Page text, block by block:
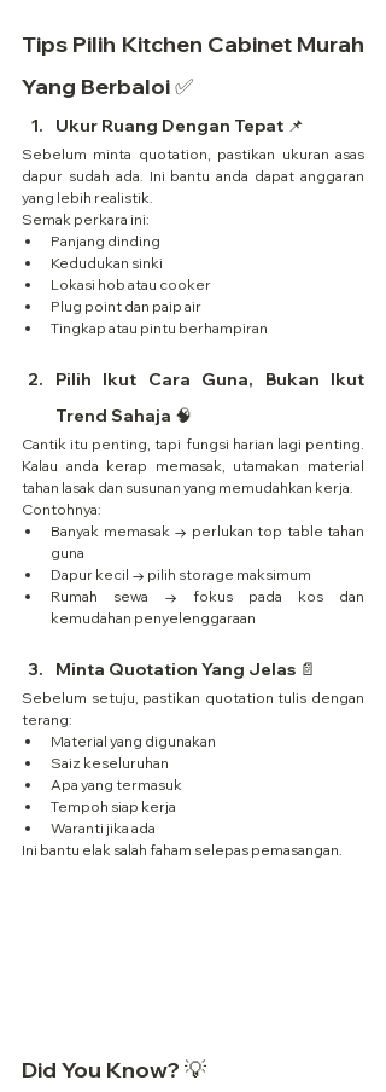
Tips Pilih Kitchen Cabinet Murah
Yang Berbaloi ✅
Ukur Ruang Dengan Tepat 📌
Sebelum minta quotation, pastikan ukuran asas
dapur sudah ada. Ini bantu anda dapat anggaran
yang lebih realistik.
Semak perkara ini:
Panjang dinding
Kedudukan sinki
Lokasi hob atau cooker
Plug point dan paip air
Tingkap atau pintu berhampiran
Pilih Ikut Cara Guna, Bukan Ikut
Trend Sahaja 🧠
Cantik itu penting, tapi fungsi harian lagi penting.
Kalau anda kerap memasak, utamakan material
tahan lasak dan susunan yang memudahkan kerja.
Contohnya:
Banyak memasak → perlukan top table tahan
guna
Dapur kecil → pilih storage maksimum
Rumah sewa → fokus pada kos dan
kemudahan penyelenggaraan
Minta Quotation Yang Jelas 📄
Sebelum setuju, pastikan quotation tulis dengan
terang:
Material yang digunakan
Saiz keseluruhan
Apa yang termasuk
Tempoh siap kerja
Waranti jika ada
Ini bantu elak salah faham selepas pemasangan.
Did You Know? 💡